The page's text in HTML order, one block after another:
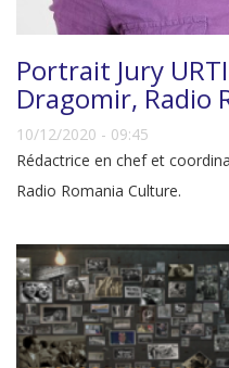
Portrait Jury
Dragomir, Radio
10/12/2020 - 09:45
Rédactrice en chef et
Radio Romania Culture.